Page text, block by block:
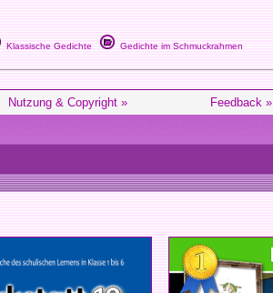
Klassische Gedichte Gedichte im Schmuckrahmen
Nutzung & Copyright » Feedback »